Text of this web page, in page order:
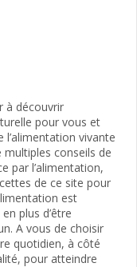
à découvrir
pour vous et
l’alimentation vivante
conseils de
par l’alimentation,
de ce site pour
est
plus d’être
A vous de choisir
quotidien, à côté
pour atteindre